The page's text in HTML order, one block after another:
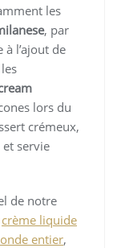
les
, par
l’ajout de
lors du
crémeux,
servie
de notre
crème liquide
entier,